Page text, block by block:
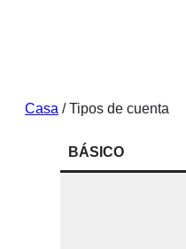
Casa / Tipos de cuenta
BÁSICO